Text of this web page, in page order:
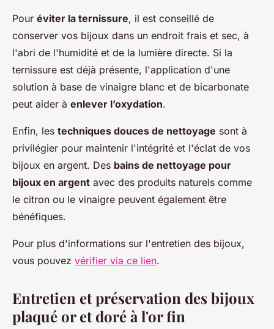
Pour éviter la ternissure, il est conseillé de
conserver vos bijoux dans un endroit frais et sec, à
l'abri de l'humidité et de la lumière directe. Si la
ternissure est déjà présente, l'application d'une
solution à base de vinaigre blanc et de bicarbonate
peut aider à enlever l’oxydation.
Enfin, les techniques douces de nettoyage sont à
privilégier pour maintenir l'intégrité et l'éclat de vos
bijoux en argent. Des bains de nettoyage pour
bijoux en argent avec des produits naturels comme
le citron ou le vinaigre peuvent également être
bénéfiques.
Pour plus d'informations sur l'entretien des bijoux,
vous pouvez vérifier via ce lien.
Entretien et préservation des bijoux
plaqué or et doré à l'or fin